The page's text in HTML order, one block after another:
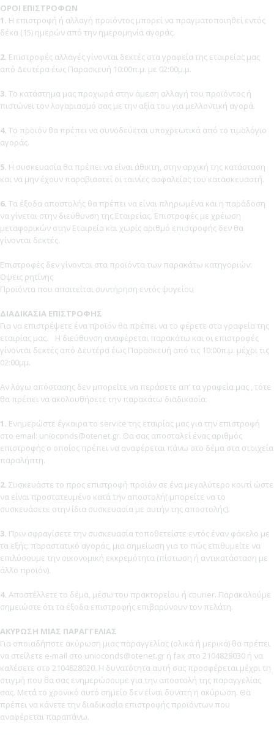
ΟΡΟΙ ΕΠΙΣΤΡΟΦΩΝ
1. Η επιστροφή ή αλλαγή προϊόντος μπορεί να πραγματοποιηθεί εντός
δέκα (15) ημερών από την ημερομηνία αγοράς.
2. Επιστροφές αλλαγές γίνονται δεκτές στα γραφεία της εταιρείας μας
από Δευτέρα έως Παρασκευή 10:00π.μ. με 02:00μ.μ.
3. Το κατάστημα μας προχωρά στην άμεση αλλαγή του προϊόντος ή
πιστώνει τον λογαριασμό σας με την αξία του για μελλοντική αγορά.
4. Το προϊόν θα πρέπει να συνοδεύεται υποχρεωτικά από το τιμολόγιο
αγοράς.
5. Η συσκευασία θα πρέπει να είναι άθικτη, στην αρχική της κατάσταση
και να μην έχουν παραβιαστεί οι ταινίες ασφαλείας του κατασκευαστή.
6. Τα έξοδα αποστολής θα πρέπει να είναι πληρωμένα και η παράδοση
να γίνεται στην διεύθυνση της Εταιρείας. Επιστροφές με χρέωση
μεταφορικών στην Εταιρεία και χωρίς αριθμό επιστροφής δεν θα
γίνονται δεκτές.
Επιστροφές δεν γίνονται στα προϊόντα των παρακάτω κατηγοριών:
Οψεις ρητίνης
Προϊόντα που απαιτείται συντήρηση εντός ψυγείου
ΔΙΑΔΙΚΑΣΙΑ ΕΠΙΣΤΡΟΦΗΣ
Για να επιστρέψετε ένα προϊόν θα πρέπει να το φέρετε στα γραφεία της
εταιρίας μας. Η διεύθυνση αναφέρεται παρακάτω και οι επιστροφές
γίνονται δεκτές από Δευτέρα έως Παρασκευή από τις 10:00π.μ. μέχρι τις
02:00μμ.
Αν λόγω απόστασης δεν μπορείτε να περάσετε απ’ τα γραφεία μας , τότε
θα πρέπει να ακολουθήσετε την παρακάτω διαδικασία:
1. Ενημερώστε έγκαιρα το service της εταιρίας μας για την επιστροφή
στο email: unioconds@otenet.gr. Θα σας αποσταλεί ένας αριθμός
επιστροφής ο οποίος πρέπει να αναφέρεται πάνω στο δέμα στα στοιχεία
παραλήπτη.
2. Συσκευάστε το προς επιστροφή προϊόν σε ένα μεγαλύτερο κουτί ώστε
να είναι προστατευμένο κατά την αποστολή( μπορείτε να το
συσκευάσετε στην ίδια συσκευασία με αυτήν της αποστολής).
3. Πριν σφραγίσετε την συσκευασία τοποθετείστε εντός έναν φάκελο με
τα εξής: παραστατικό αγοράς, μια σημείωση για το πώς επιθυμείτε να
επιλύσουμε την οικονομική εκκρεμότητα (πίστωση ή αντικατάσταση με
άλλο προϊόν).
4. Αποστέλλετε το δέμα, μέσω του πρακτορείου ή courier. Παρακαλούμε
σημειώστε ότι τα έξοδα επιστροφής επιβαρύνουν τον πελάτη.
ΑΚΥΡΩΣΗ ΜΙΑΣ ΠΑΡΑΓΓΕΛΙΑΣ
Για οποιαδήποτε ακύρωση μιας παραγγελίας (ολικά ή μερικά) θα πρέπει
να στείλετε e-mail στο unioconds@otenet.gr ή fax στο 2104828030 ή να
καλέσετε στο 2104828020. Η δυνατότητα αυτή σας προσφέρεται μέχρι τη
στιγμή που θα σας ενημερώσουμε για την αποστολή της παραγγελίας
σας. Μετά το χρονικό αυτό σημείο δεν είναι δυνατή η ακύρωση. Θα
πρέπει να κάνετε την διαδικασία επιστροφής προϊόντων που
αναφέρεται παραπάνω.